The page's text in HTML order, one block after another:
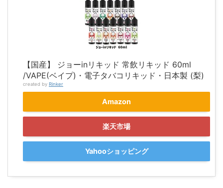
【国産】 ジョーinリキッド 常飲リキッド 60ml
/VAPE(ベイプ)・電子タバコリキッド・日本製 (梨)
created by Rinker
Amazon
楽天市場
Yahooショッピング